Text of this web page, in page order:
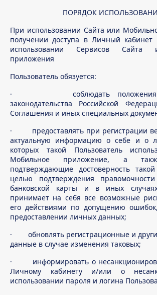
ПОРЯДОК
При использовании Сайта или
получении доступа в Личный
использовании Сервисов Сайта
приложения
Пользователь обязуется:
· соблюдать положения
законодательства Российской
Соглашения и иных специальных
· предоставлять при регистрации
актуальную информацию о себе и о
которых такой Пользователь
Мобильное приложение, а
подтверждающие достоверность
целью подтверждения правомочности
банковской карты и в иных
принимает на себя все возможные
его действиями по допущению
предоставлении личных данных;
· обновлять регистрационные и
данные в случае изменения таковых;
· информировать о
Личному кабинету и/или о
использовании пароля и логина